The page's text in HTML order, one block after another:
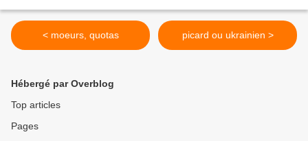
< moeurs, quotas picard ou ukrainien >
Hébergé par Overblog
Top articles
Pages